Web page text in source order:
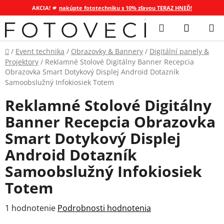
AKCIA! 🫵 nakúpte fototechniku s 10% zľavou TERAZ HNEĎ!
Prejsť
na
obsah
Hľadať
KOŠÍK
Domov
/ Event technika / Obrazovky & Bannery / Digitální panely &
Projektory / Reklamné Stolové Digitálny Banner Recepcia
Obrazovka Smart Dotykový Displej Android Dotazník
Samoobslužný Infokiosiek Totem
Reklamné Stolové Digitálny
Banner Recepcia Obrazovka
Smart Dotykový Displej
Android Dotazník
Samoobslužný Infokiosiek
Totem
Priemerné
1 hodnotenie Podrobnosti hodnotenia